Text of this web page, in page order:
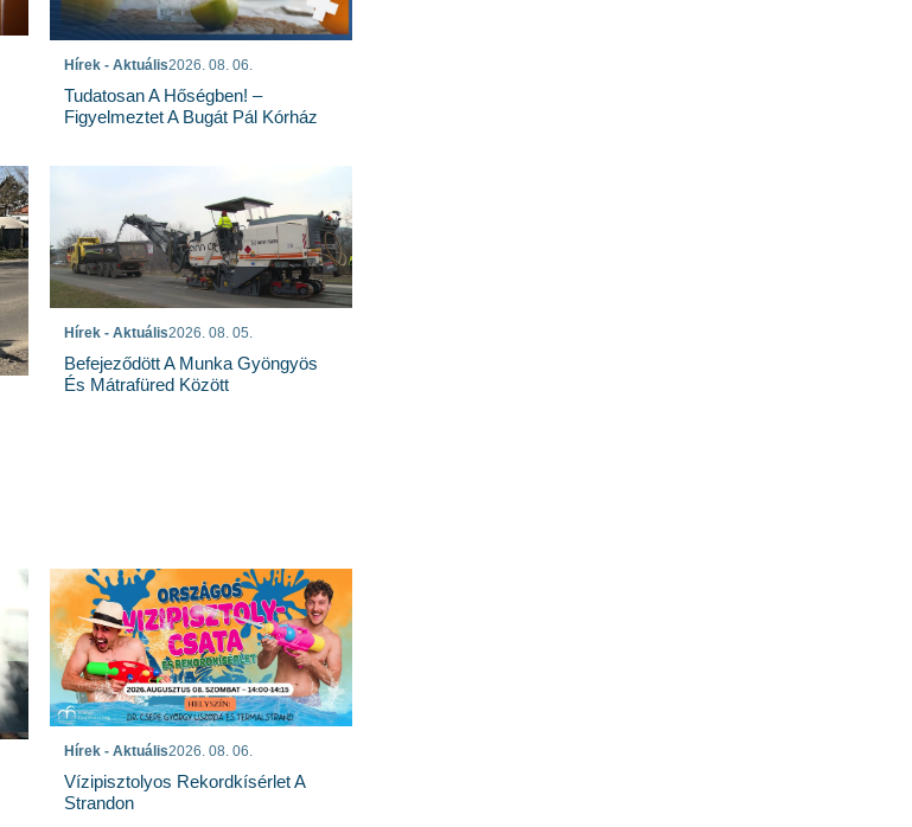
Hírek - Aktuális2026. 08. 06.
Tudatosan A Hőségben! –
Figyelmeztet A Bugát Pál Kórház
Hírek - Aktuális2026. 08. 05.
Befejeződött A Munka Gyöngyös
És Mátrafüred Között
Hírek - Aktuális2026. 08. 06.
Vízipisztolyos Rekordkísérlet A
Strandon